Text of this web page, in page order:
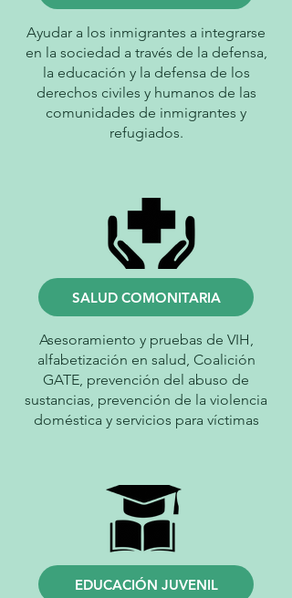
Ayudar a los inmigrantes a integrarse
en la sociedad a través de la defensa,
la educación y la defensa de los
derechos civiles y humanos de las
comunidades de inmigrantes y
refugiados.
SALUD COMONITARIA
Asesoramiento y pruebas de VIH,
alfabetización en salud, Coalición
GATE, prevención del abuso de
sustancias, prevención de la violencia
doméstica y servicios para víctimas
EDUCACIÓN JUVENIL